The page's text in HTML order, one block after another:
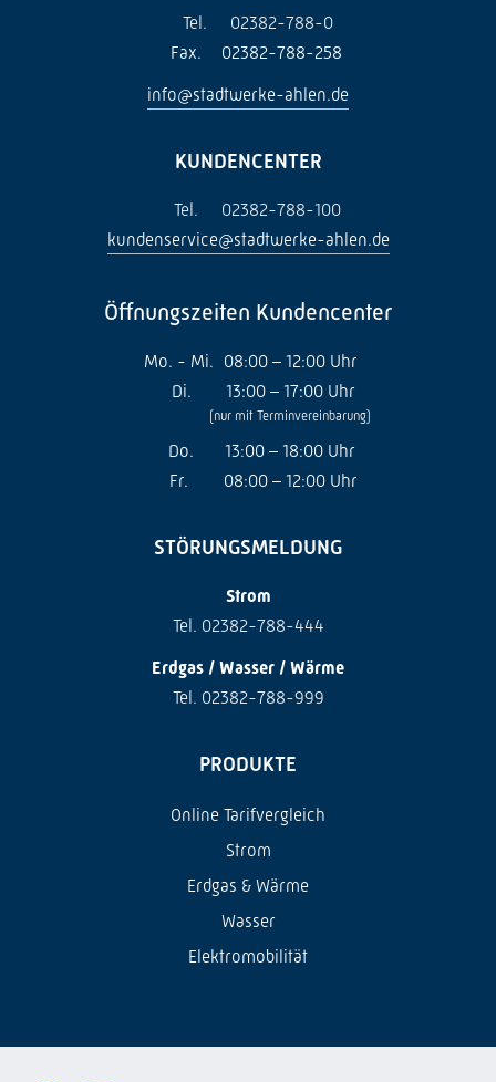
Tel.
02382-788-0
Fax.
02382-788-258
info@stadtwerke-ahlen.de
KUNDENCENTER
Tel.
02382-788-100
kundenservice@stadtwerke-ahlen.de
Öffnungszeiten Kundencenter
Mo. - Mi. 08:00 – 12:00 Uhr
Di.
13:00 – 17:00 Uhr
(nur mit Terminvereinbarung)
Do.
13:00 – 18:00 Uhr
Fr.
08:00 – 12:00 Uhr
STÖRUNGSMELDUNG
Strom
Tel. 02382-788-444
Erdgas / Wasser / Wärme
Tel. 02382-788-999
PRODUKTE
Online Tarifvergleich
Strom
Erdgas & Wärme
Wasser
Elektromobilität